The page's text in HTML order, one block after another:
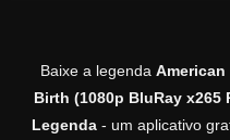
Baixe a legenda American
Birth (1080p BluRay x265
Legenda - um aplicativo